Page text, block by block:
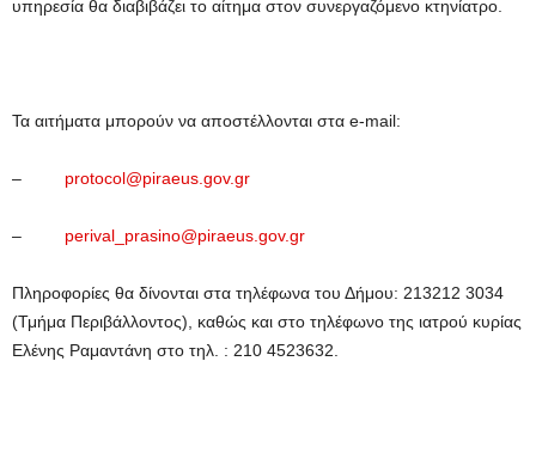
υπηρεσία θα διαβιβάζει το αίτημα στον συνεργαζόμενο κτηνίατρο.
Τα αιτήματα μπορούν να αποστέλλονται στα e-mail:
– protocol@piraeus.gov.gr
– perival_prasino@piraeus.gov.gr
Πληροφορίες θα δίνονται στα τηλέφωνα του Δήμου: 213212 3034
(Τμήμα Περιβάλλοντος), καθώς και στο τηλέφωνο της ιατρού κυρίας
Ελένης Ραμαντάνη στο τηλ. : 210 4523632.